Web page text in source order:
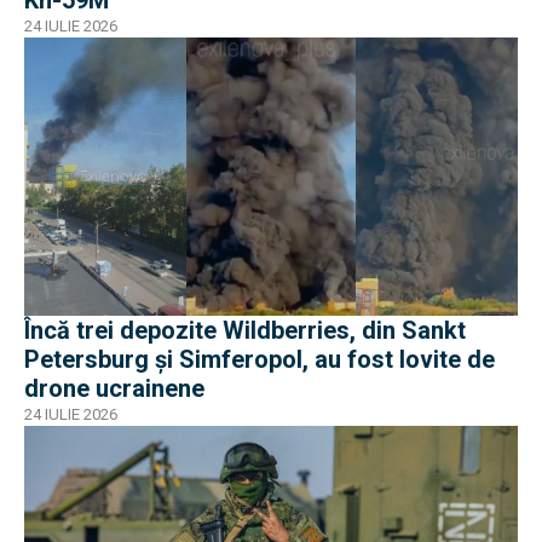
24 IULIE 2026
Încă trei depozite Wildberries, din Sankt
Petersburg și Simferopol, au fost lovite de
drone ucrainene
24 IULIE 2026